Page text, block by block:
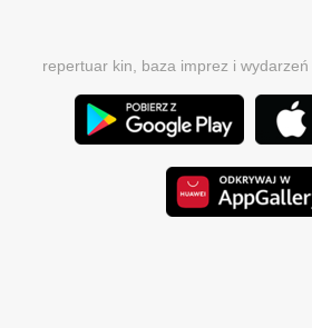
repertuar kin, baza imprez i